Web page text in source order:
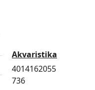
Akvaristika
4014162055
736